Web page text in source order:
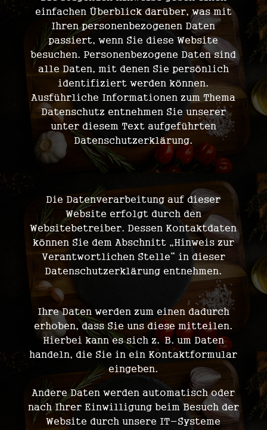
einfachen Überblick darüber, was mit
Ihren personenbezogenen Daten
passiert, wenn Sie diese Website
besuchen. Personenbezogene Daten sind
alle Daten, mit denen Sie persönlich
identifiziert werden können.
Ausführliche Informationen zum Thema
Datenschutz entnehmen Sie unserer
unter diesem Text aufgeführten
Datenschutzerklärung.
Die Datenverarbeitung auf dieser
Website erfolgt durch den
Websitebetreiber. Dessen Kontaktdaten
können Sie dem Abschnitt „Hinweis zur
Verantwortlichen Stelle“ in dieser
Datenschutzerklärung entnehmen.
Ihre Daten werden zum einen dadurch
erhoben, dass Sie uns diese mitteilen.
Hierbei kann es sich z. B. um Daten
handeln, die Sie in ein Kontaktformular
eingeben.
Andere Daten werden automatisch oder
nach Ihrer Einwilligung beim Besuch der
Website durch unsere IT-Systeme